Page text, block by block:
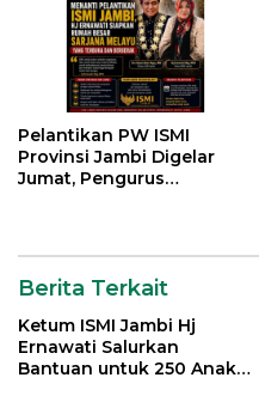
Pelantikan PW ISMI
Provinsi Jambi Digelar
Jumat, Pengurus
Berita Terkait
Ketum ISMI Jambi Hj
Ernawati Salurkan
Bantuan untuk 250 Anak